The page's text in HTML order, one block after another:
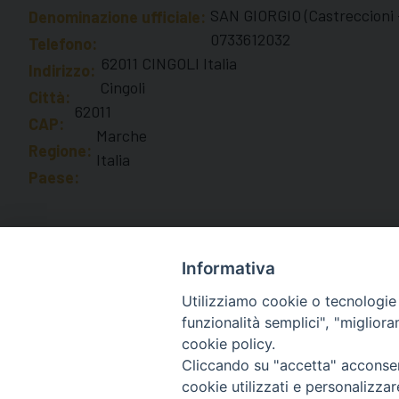
Denominazione ufficiale: SAN GIORGIO
Telefono:
0733612032
Indirizzo: 62011 CINGOLI Italia
Città:
Cingoli
CAP:
62011
Regione:
Marche
Paese:
Italia
Diocesi di Macerata
Piazza San Vincenzo Strambi 3,
Informativa
Utilizziamo cookie o
funzionalità semplici",
cookie policy.
Cliccando su "accetta"
cookie utilizzati e